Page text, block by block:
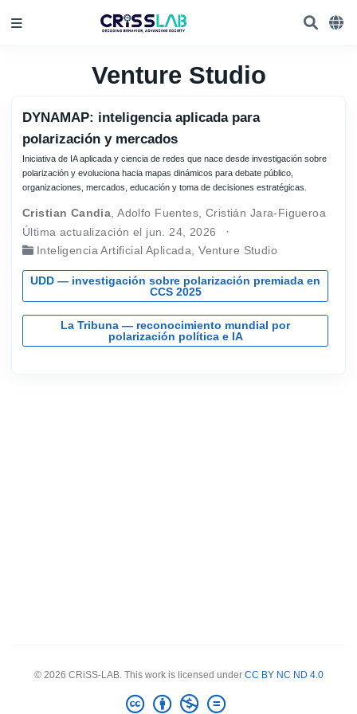
Venture Studio
DYNAMAP: inteligencia aplicada para
polarización y mercados
Iniciativa de IA aplicada y ciencia de redes que nace desde investigación sobre
polarización y evoluciona hacia mapas dinámicos para debate público,
organizaciones, mercados, educación y toma de decisiones estratégicas.
Cristian Candia ,Adolfo Fuentes Cristián Jara-Figueroa
Última actualización el jun. 24, 2026
Inteligencia Artificial Aplicada ,Venture Studio
UDD — investigación sobre polarización premiada en
CCS 2025
La Tribuna — reconocimiento mundial por
polarización política e IA
© 2026 CRiSS-LAB. This work is licensed under CC BY NC ND 4.0